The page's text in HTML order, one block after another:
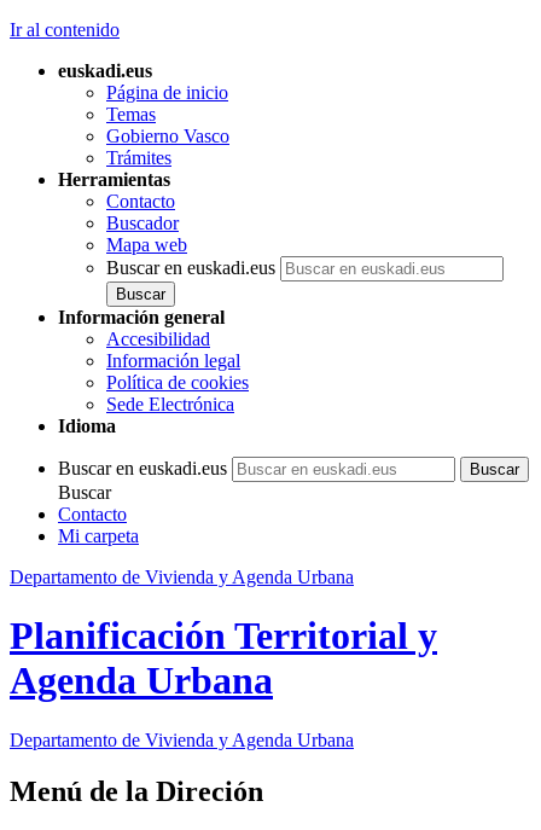
Ir al contenido
euskadi.eus
Página de inicio
Temas
Gobierno Vasco
Trámites
Herramientas
Contacto
Buscador
Mapa web
Buscar en euskadi.eus
Información general
Accesibilidad
Información legal
Política de cookies
Sede Electrónica
Idioma
Buscar en euskadi.eus
Buscar
Contacto
Mi carpeta
Departamento de Vivienda y Agenda Urbana
Planificación Territorial y
Agenda Urbana
Departamento de Vivienda y Agenda Urbana
Menú de la Direción